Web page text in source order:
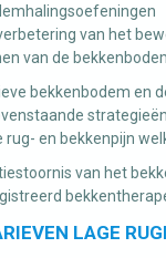
van het
van de
bekkenbodem en
en bekkenpijn
van het
LAGE